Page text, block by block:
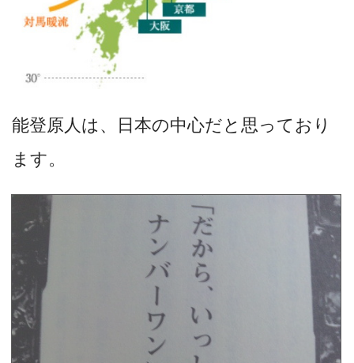
能登原人は、日本の中心だと思っており
ます。